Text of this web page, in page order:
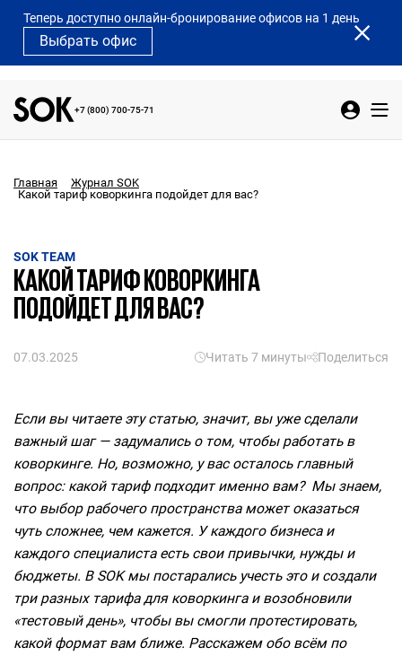
Теперь доступно онлайн-бронирование офисов на 1 день
Выбрать офис
+7 (800) 700-75-71
Главная
Журнал SOK
Какой тариф коворкинга подойдет для вас?
SOK TEAM
КАКОЙ ТАРИФ КОВОРКИНГА
ПОДОЙДЕТ ДЛЯ ВАС?
07.03.2025 Читать 7 минуты Поделиться
Если вы читаете эту статью, значит, вы уже сделали
важный шаг — задумались о том, чтобы работать в
коворкинге. Но, возможно, у вас осталось главный
вопрос: какой тариф подходит именно вам? Мы знаем,
что выбор рабочего пространства может оказаться
чуть сложнее, чем кажется. У каждого бизнеса и
каждого специалиста есть свои привычки, нужды и
бюджеты. В SOK мы постарались учесть это и создали
три разных тарифа для коворкинга и возобновили
«тестовый день», чтобы вы смогли протестировать,
какой формат вам ближе. Расскажем обо всём по